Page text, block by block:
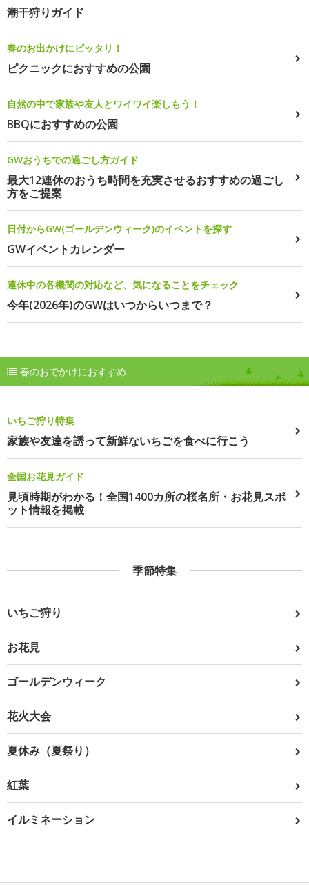
潮干狩りガイド
春のお出かけにピッタリ！
ピクニックにおすすめの公園
自然の中で家族や友人とワイワイ楽しもう！
BBQにおすすめの公園
GWおうちでの過ごし方ガイド
最大12連休のおうち時間を充実させるおすすめの過ごし
方をご提案
日付からGW(ゴールデンウィーク)のイベントを探す
GWイベントカレンダー
連休中の各機関の対応など、気になることをチェック
今年(2026年)のGWはいつからいつまで？
春のおでかけにおすすめ
いちご狩り特集
家族や友達を誘って新鮮ないちごを食べに行こう
全国お花見ガイド
見頃時期がわかる！全国1400カ所の桜名所・お花見スポ
ット情報を掲載
季節特集
いちご狩り
お花見
ゴールデンウィーク
花火大会
夏休み（夏祭り）
紅葉
イルミネーション